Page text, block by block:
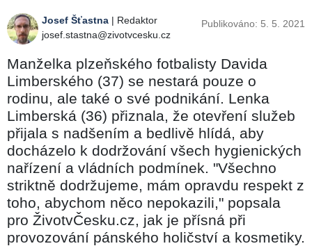
Josef Šťastna | Redaktor
josef.stastna@zivotvcesku.cz
Publikováno: 5. 5. 2021
Manželka plzeňského fotbalisty Davida
Limberského (37) se nestará pouze o
rodinu, ale také o své podnikání. Lenka
Limberská (36) přiznala, že otevření služeb
přijala s nadšením a bedlivě hlídá, aby
docházelo k dodržování všech hygienických
nařízení a vládních podmínek. "Všechno
striktně dodržujeme, mám opravdu respekt z
toho, abychom něco nepokazili," popsala
pro ŽivotvČesku.cz, jak je přísná při
provozování pánského holičství a kosmetiky.